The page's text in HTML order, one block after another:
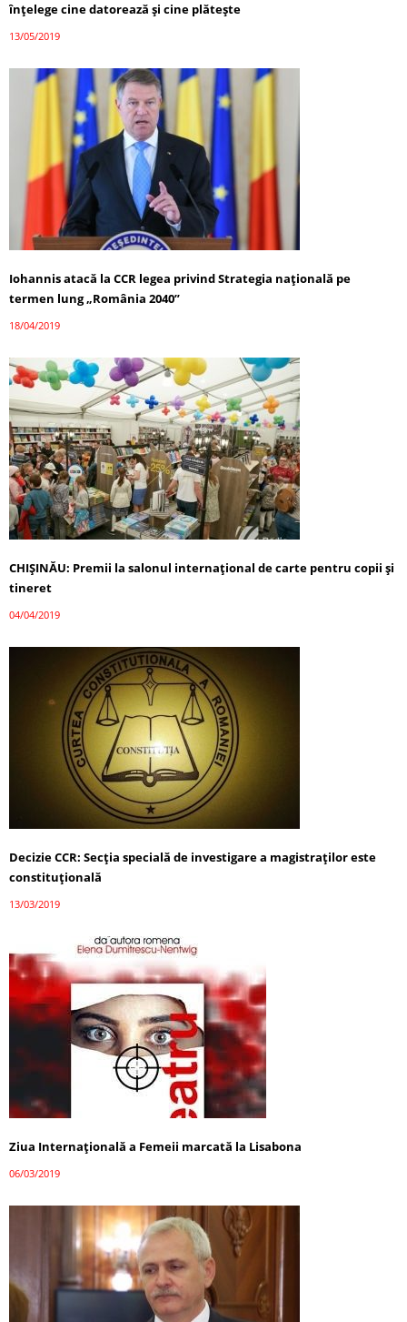
înţelege cine datorează şi cine plăteşte
13/05/2019
Iohannis atacă la CCR legea privind Strategia națională pe
termen lung „România 2040”
18/04/2019
CHIȘINĂU: Premii la salonul internațional de carte pentru copii și
tineret
04/04/2019
Decizie CCR: Secția specială de investigare a magistraților este
constituțională
13/03/2019
Ziua Internațională a Femeii marcată la Lisabona
06/03/2019